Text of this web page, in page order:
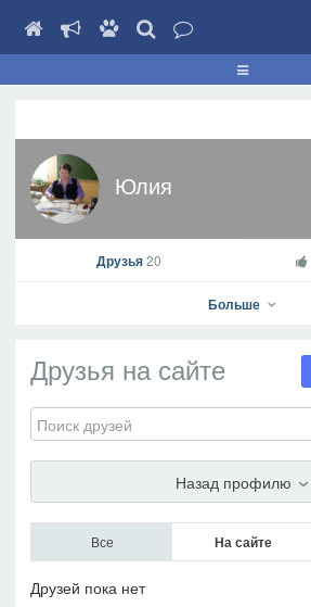
Юлия
Юлия
На профиль
Фото Видео
Друзья20
Больше
Друзья на сайте
Назад профилю
Все На сайте
Друзей пока нет